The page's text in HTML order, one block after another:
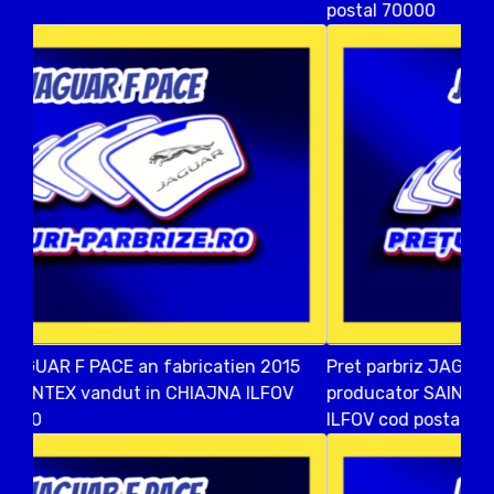
Pret parbriz JAGUAR F PACE an fabricatien 2017
producator SAINT GOBAIN vandut in OTOPENI
ILFOV cod postal 75100